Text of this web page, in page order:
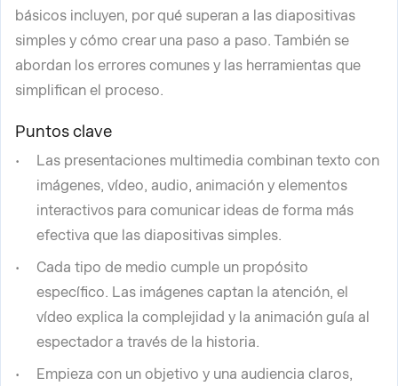
básicos incluyen, por qué superan a las diapositivas
simples y cómo crear una paso a paso. También se
abordan los errores comunes y las herramientas que
simplifican el proceso.
Puntos clave
Las presentaciones multimedia combinan texto con
imágenes, vídeo, audio, animación y elementos
interactivos para comunicar ideas de forma más
efectiva que las diapositivas simples.
Cada tipo de medio cumple un propósito
específico. Las imágenes captan la atención, el
vídeo explica la complejidad y la animación guía al
espectador a través de la historia.
Empieza con un objetivo y una audiencia claros,